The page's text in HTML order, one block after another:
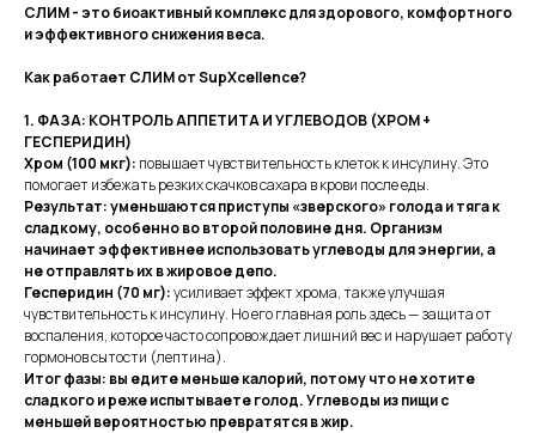
СЛИМ - это биоактивный комплекс для здорового, комфортного
и эффективного снижения веса.
Как работает СЛИМ от SupXcellence?
1. ФАЗА: КОНТРОЛЬ АППЕТИТА И УГЛЕВОДОВ (ХРОМ +
ГЕСПЕРИДИН)
Хром (100 мкг): повышает чувствительность клеток к инсулину. Это
помогает избежать резких скачков сахара в крови после еды.
Результат: уменьшаются приступы «зверского» голода и тяга к
сладкому, особенно во второй половине дня. Организм
начинает эффективнее использовать углеводы для энергии, а
не отправлять их в жировое депо.
Гесперидин (70 мг):усиливает эффект хрома, также улучшая
чувствительность к инсулину. Но его главная роль здесь — защита от
воспаления, которое часто сопровождает лишний вес и нарушает работу
гормонов сытости (лептина).
Итог фазы: вы едите меньше калорий, потому что не хотите
сладкого и реже испытываете голод. Углеводы из пищи с
меньшей вероятностью превратятся в жир.